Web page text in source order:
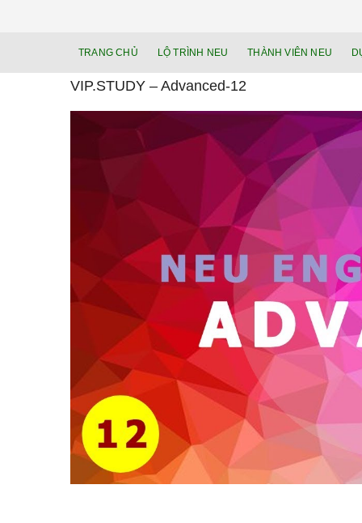
TRANG CHỦ LỘ TRÌNH NEU THÀNH VIÊN NEU
VIP.STUDY – Advanced-12